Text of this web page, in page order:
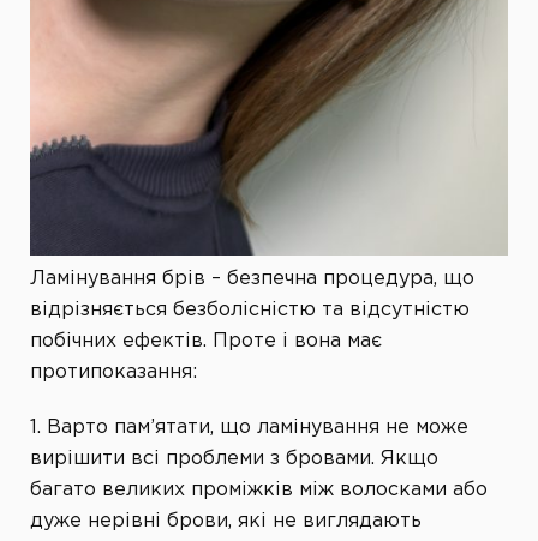
Ламінування брів – безпечна процедура, що
відрізняється безболісністю та відсутністю
побічних ефектів. Проте і вона має
протипоказання:
1. Варто пам’ятати, що ламінування не може
вирішити всі проблеми з бровами. Якщо
багато великих проміжків між волосками або
дуже нерівні брови, які не виглядають